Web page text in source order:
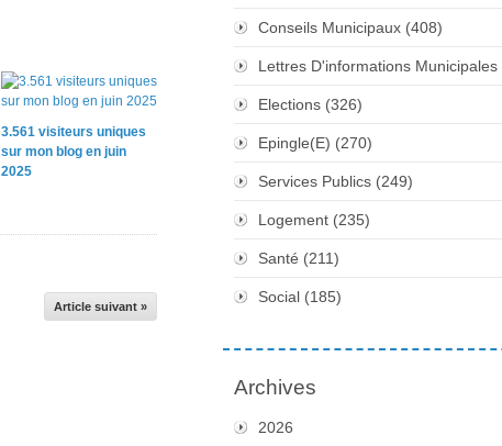
3.561 visiteurs uniques
sur mon blog en juin
2025
Article suivant »
Conseils Municipaux (408)
Lettres D'informations Municipales
Elections (326)
Epingle(e) (270)
Services Publics (249)
Logement (235)
Santé (211)
Social (185)
Archives
2026